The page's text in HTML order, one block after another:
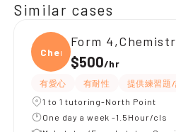
Similar cases
Chemi
Form
$500/hr
有愛心 有耐性 提供練習題
1 to 1 tutoring-North Point
One day a week -1.5Hour/cls